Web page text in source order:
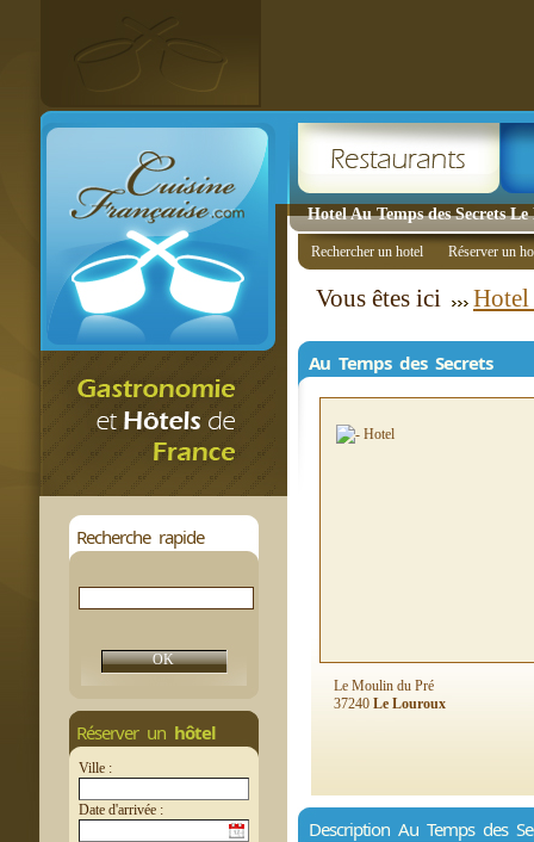
Hotel Au Temps des Secrets
Recherche rapide
Réserver un hôtel
Ville :
Date d'arrivée :
Rechercher un hotel Réserver un
Vous êtes ici Hotel
Au Temps des Secrets
Le Moulin du Pré
37240 Le Louroux
Description Au Temps des